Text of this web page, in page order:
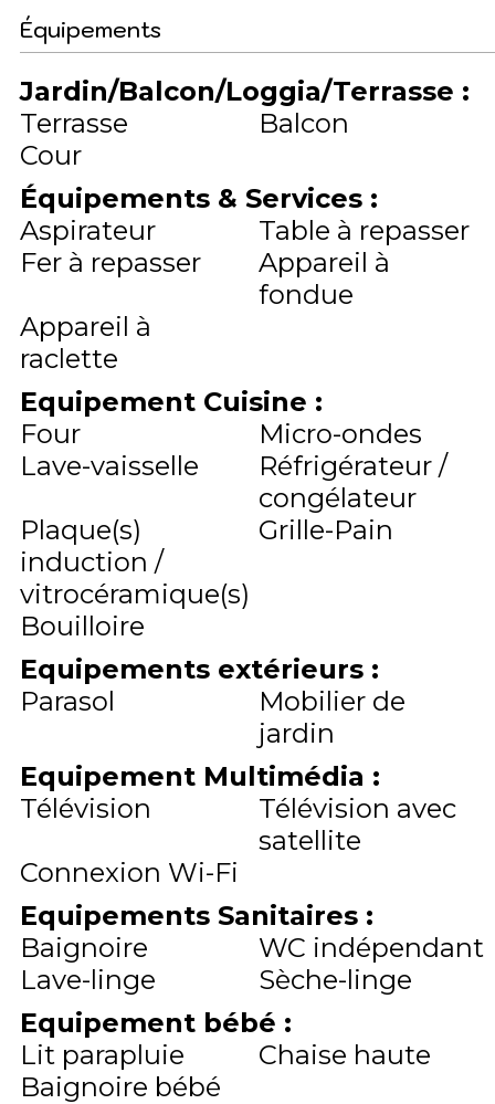
Équipements
Jardin/Balcon/Loggia/Terrasse :
Terrasse
Balcon
Cour
Équipements & Services :
Aspirateur
Table à repasser
Fer à repasser
Appareil à
fondue
Appareil à
raclette
Equipement Cuisine :
Four
Micro-ondes
Lave-vaisselle
Réfrigérateur /
congélateur
Plaque(s)
induction /
vitrocéramique(s)
Grille-Pain
Bouilloire
Equipements extérieurs :
Parasol
Mobilier de
jardin
Equipement Multimédia :
Télévision
Télévision avec
satellite
Connexion Wi-Fi
Equipements Sanitaires :
Baignoire
WC indépendant
Lave-linge
Sèche-linge
Equipement bébé :
Lit parapluie
Chaise haute
Baignoire bébé